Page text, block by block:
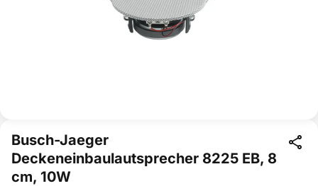
Busch-Jaeger
Deckeneinbaulautsprecher 8225 EB, 8
cm, 10W